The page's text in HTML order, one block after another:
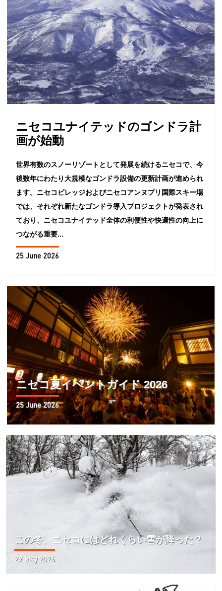
ニセコユナイテッドのゴンドラ計
画が始動
世界有数のスノーリゾートとして発展を続けるニセコで、今
後数年にわたり大規模なゴンドラ設備の更新計画が進められ
ます。ニセコビレッジおよびニセコアンヌプリ国際スキー場
では、それぞれ新たなゴンドラ導入プロジェクトが発表され
ており、ニセコユナイテッド全体の利便性や快適性の向上に
つながる重要...
25 June 2026
ニセコ夏イベントガイド 2026
25 June 2026
この冬、ニセコにはどれくらい雪が降った？
29 May 2026